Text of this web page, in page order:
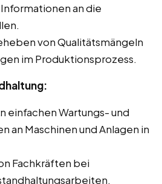
an die
von Qualitätsmängeln
im Produktionsprozess.
einfachen Wartungs- und
an Maschinen und Anlagen in
Fachkräften bei